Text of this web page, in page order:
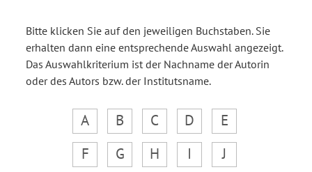
Bitte klicken Sie auf den jeweiligen Buchstaben. Sie
erhalten dann eine entsprechende Auswahl angezeigt.
Das Auswahlkriterium ist der Nachname der Autorin
oder des Autors bzw. der Institutsname.
A B C D
E
F
G H I
J